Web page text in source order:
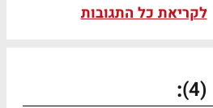
לקריאת כל התגובות
(4)
: